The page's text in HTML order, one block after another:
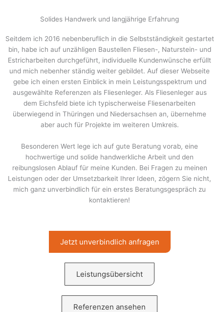
Solides Handwerk und langjährige Erfahrung
Seitdem ich 2016 nebenberuflich in die Selbstständigkeit gestartet
bin, habe ich auf unzähligen Baustellen Fliesen-, Naturstein- und
Estricharbeiten durchgeführt, individuelle Kundenwünsche erfüllt
und mich nebenher ständig weiter gebildet. Auf dieser Webseite
gebe ich einen ersten Einblick in mein Leistungsspektrum und
ausgewählte Referenzen als Fliesenleger. Als Fliesenleger aus
dem Eichsfeld biete ich typischerweise Fliesenarbeiten
überwiegend in Thüringen und Niedersachsen an, übernehme
aber auch für Projekte im weiteren Umkreis.
Besonderen Wert lege ich auf gute Beratung vorab, eine
hochwertige und solide handwerkliche Arbeit und den
reibungslosen Ablauf für meine Kunden. Bei Fragen zu meinen
Leistungen oder der Umsetzbarkeit Ihrer Ideen, zögern Sie nicht,
mich ganz unverbindlich für ein erstes Beratungsgespräch zu
kontaktieren!
Jetzt unverbindlich anfragen
Leistungsübersicht
Referenzen ansehen